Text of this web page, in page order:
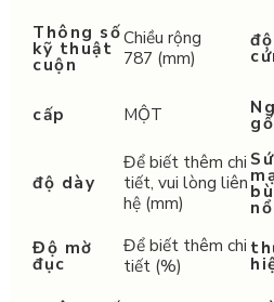
Thông số
kỹ thuật
cuộn
Chiều rộng
787 (mm)
độ
cấp
MỘT
độ dày
Để biết thêm chi
tiết, vui lòng liên
hệ (mm) nổ
Độ mờ
đục
Để biết thêm chi
tiết (%)